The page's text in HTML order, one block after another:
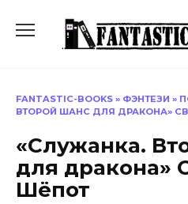
содержанию
FANTASTIC-BOOKS » ФЭНТЕЗИ »
ВТОРОЙ ШАНС ДЛЯ ДРАКОНА»
«Служанка.
для дракона»
Шёпот